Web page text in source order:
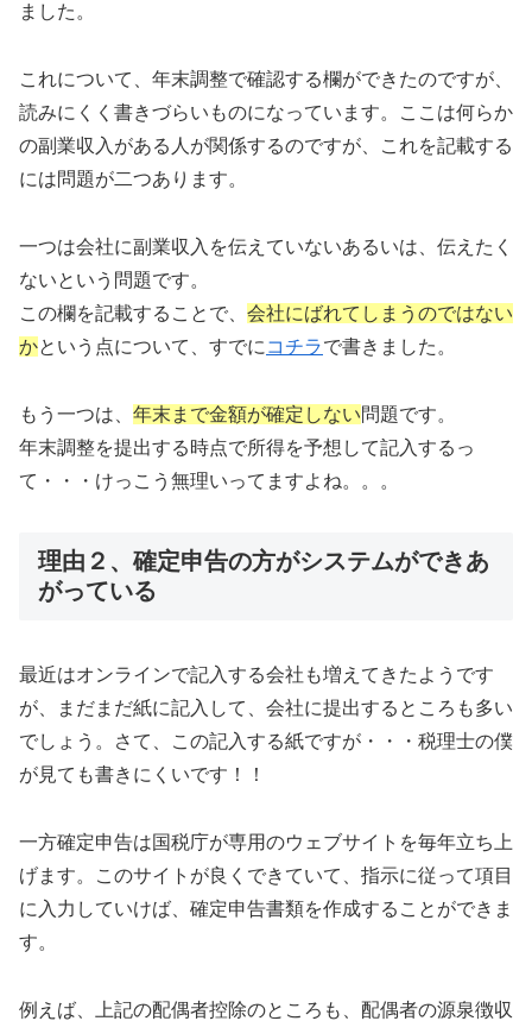
ました。
これについて、年末調整で確認する欄ができたのですが、
読みにくく書きづらいものになっています。ここは何らか
の副業収入がある人が関係するのですが、これを記載する
には問題が二つあります。
一つは会社に副業収入を伝えていないあるいは、伝えたく
ないという問題です。
この欄を記載することで、 会社にばれてしまうのではない
かという点について、すでに コチラで書きました。
もう一つは、 年末まで金額が確定しない問題です。
年末調整を提出する時点で所得を予想して記入するっ
て・・・けっこう無理いってますよね。。。
理由２、確定申告の方がシステムができあ
がっている
最近はオンラインで記入する会社も増えてきたようです
が、まだまだ紙に記入して、会社に提出するところも多い
でしょう。さて、この記入する紙ですが・・・税理士の僕
が見ても書きにくいです！！
一方確定申告は国税庁が専用のウェブサイトを毎年立ち上
げます。このサイトが良くできていて、指示に従って項目
に入力していけば、確定申告書類を作成することができま
す。
例えば、上記の配偶者控除のところも、配偶者の源泉徴収